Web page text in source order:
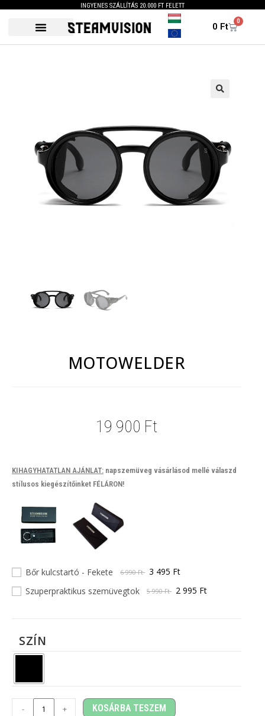
INGYENES SZÁLLÍTÁS 20.000 FT FELETT
0 Ft
0
MOTOWELDER
19 900 Ft
KIHAGYHATATLAN AJÁNLAT: napszemüveg vásárlásod mellé válaszd
stílusos kiegészítőinket FÉLÁRON!
Bőr kulcstartó - Fekete 6 990 Ft
3 495 Ft
Szuperpraktikus szemüvegtok
5 990 Ft 2 995 Ft
SZÍN
- + KOSÁRBA TESZEM